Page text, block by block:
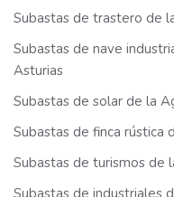
Subastas de trastero de
Subastas de nave
Asturias
Subastas de solar de la
Subastas de finca rústica
Subastas de turismos de